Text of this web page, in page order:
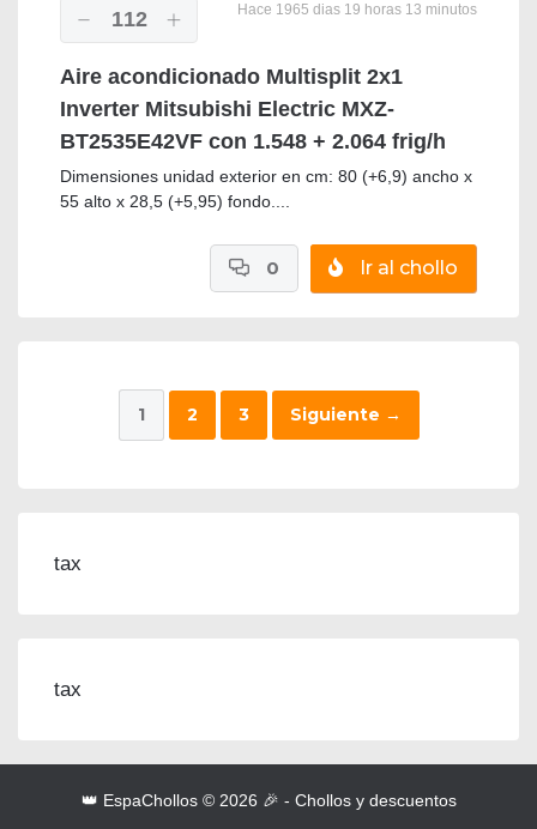
112 Hace 1965 dias 19 horas 13 minutos
Aire acondicionado Multisplit 2x1
Inverter Mitsubishi Electric MXZ-
BT2535E42VF con 1.548 + 2.064 frig/h
Dimensiones unidad exterior en cm: 80 (+6,9) ancho x
55 alto x 28,5 (+5,95) fondo....
Ir al chollo
0
1 2 3 Siguiente →
tax
tax
👑 EspaChollos © 2026 🎉 - Chollos y descuentos